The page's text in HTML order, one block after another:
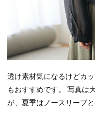
透け素材気になるけどカ
もおすすめです。 写真は
が、夏季はノースリーブ